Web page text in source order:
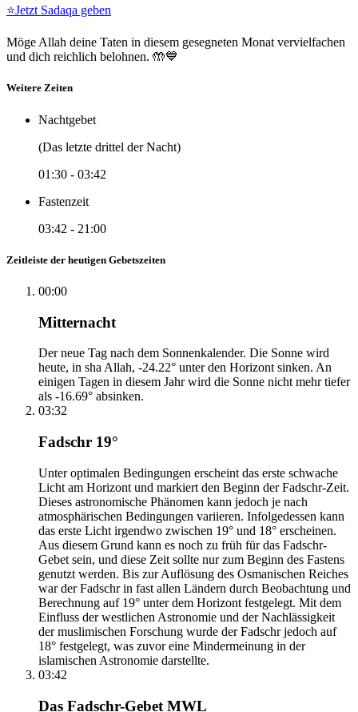
⭐Jetzt Sadaqa geben
Möge Allah deine Taten in diesem gesegneten Monat vervielfachen
und dich reichlich belohnen. 🤲💙
Weitere Zeiten
Nachtgebet
(Das letzte drittel der Nacht)
01:30 - 03:42
Fastenzeit
03:42 - 21:00
Zeitleiste der heutigen Gebetszeiten
00:00
Mitternacht
Der neue Tag nach dem Sonnenkalender. Die Sonne wird
heute, in sha Allah, -24.22° unter den Horizont sinken. An
einigen Tagen in diesem Jahr wird die Sonne nicht mehr tiefer
als -16.69° absinken.
03:32
Fadschr 19°
Unter optimalen Bedingungen erscheint das erste schwache
Licht am Horizont und markiert den Beginn der Fadschr-Zeit.
Dieses astronomische Phänomen kann jedoch je nach
atmosphärischen Bedingungen variieren. Infolgedessen kann
das erste Licht irgendwo zwischen 19° und 18° erscheinen.
Aus diesem Grund kann es noch zu früh für das Fadschr-
Gebet sein, und diese Zeit sollte nur zum Beginn des Fastens
genutzt werden. Bis zur Auflösung des Osmanischen Reiches
war der Fadschr in fast allen Ländern durch Beobachtung und
Berechnung auf 19° unter dem Horizont festgelegt. Mit dem
Einfluss der westlichen Astronomie und der Nachlässigkeit
der muslimischen Forschung wurde der Fadschr jedoch auf
18° festgelegt, was zuvor eine Mindermeinung in der
islamischen Astronomie darstellte.
03:42
Das Fadschr-Gebet MWL